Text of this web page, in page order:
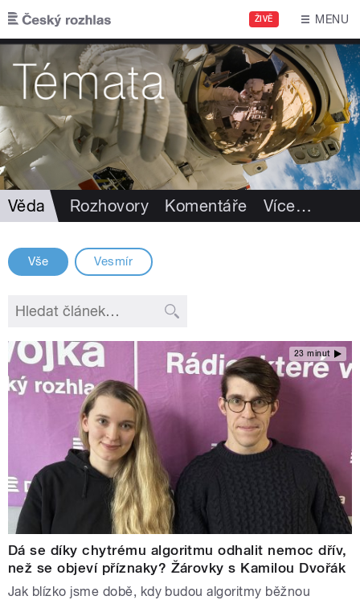
Přejít k hlavnímu obsahu
ŽIVĚ MENU
Věda Rozhovory Komentáře Více…
Vše Vesmír
23 minut
Dá se díky chytrému algoritmu odhalit nemoc dřív,
než se objeví příznaky? Žárovky s Kamilou Dvořák
Jak blízko jsme době, kdy budou algoritmy běžnou